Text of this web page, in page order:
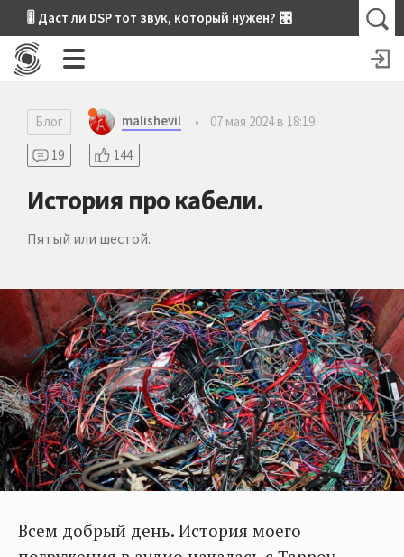
🎚 Даст ли DSP тот звук, который нужен? 🎛
Блог malishevil •
07 мая 2024 в 18:19
19
144
История про кабели.
Пятый или шестой.
Всем добрый день. История моего